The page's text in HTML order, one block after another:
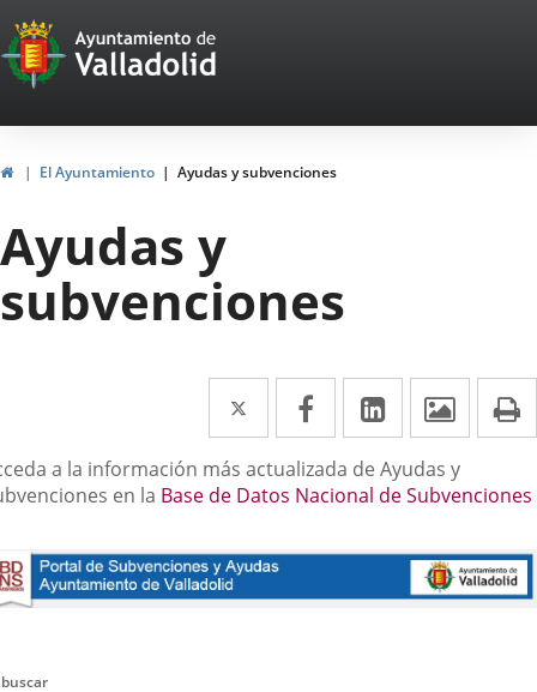
Portal
Web
del
Ayuntamiento
de
Valladolid
InicioEl Ayuntamiento Ayudas y subvenciones
Ayudas y
subvenciones
Twitter
Enlace
a
una
externa.
Facebook
Enlace
a
una
externa.
LinkedIn
Enlace
a
una
externa.
a la información más actualizada de Ayudas y
en la Base de Datos Nacional de Subvenciones